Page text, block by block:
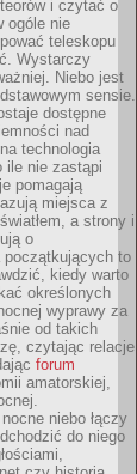
i czytać o
ogóle nie
teleskopu
Wystarczy
Niebo jest
sensie.
dostępne
nad
technologia
ile nie zastąpi
pomagają
miejsca z
a strony i
o
początkujących to
kiedy warto
określonych
wyprawy za
od takich
czytając relacje
forum
amatorskiej,
niebo łączy
do niego